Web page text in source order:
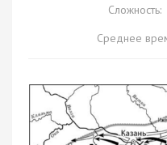
Сложность:
Среднее